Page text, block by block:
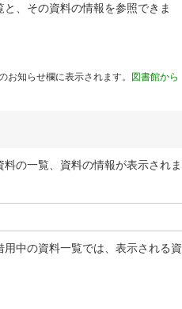
、その資料の情報を参照できま
知らせ欄に表示されます。 図書館から
の一覧、資料の情報が表示されま
中の資料一覧では、表示される資